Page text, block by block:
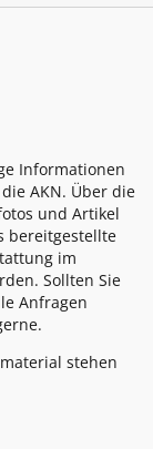
Informationen
AKN. Über die
und Artikel
bereitgestellte
im
Sollten Sie
Anfragen
stehen